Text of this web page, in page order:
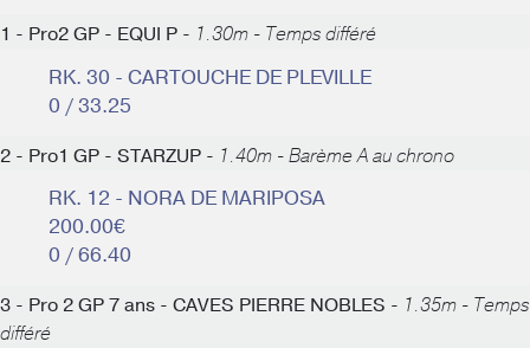
1 - Pro2 GP - EQUI P - 1.30m - Temps différé
RK. 30 - CARTOUCHE DE PLEVILLE
0 / 33.25
2 - Pro1 GP - STARZUP - 1.40m - Barème A au chrono
RK. 12 - NORA DE MARIPOSA
200.00€
0 / 66.40
3 - Pro 2 GP 7 ans - CAVES PIERRE NOBLES - 1.35m - Temps
différé